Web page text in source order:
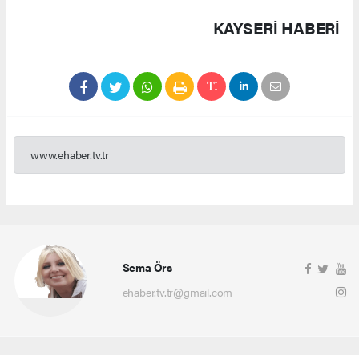
KAYSERI HABERİ
www.ehaber.tv.tr
Sema Örs
ehaber.tv.tr@gmail.com